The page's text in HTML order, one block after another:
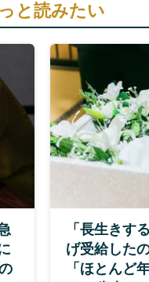
と読みたい
「長生きす
げ受給した
「ほとんど